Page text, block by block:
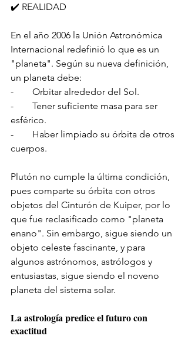
✔️ REALIDAD
En el año 2006 la Unión Astronómica
Internacional redefinió lo que es un
"planeta". Según su nueva definición,
un planeta debe:
-        Orbitar alrededor del Sol.
-        Tener suficiente masa para ser
esférico.
-        Haber limpiado su órbita de otros
cuerpos.
Plutón no cumple la última condición,
pues comparte su órbita con otros
objetos del Cinturón de Kuiper, por lo
que fue reclasificado como "planeta
enano". Sin embargo, sigue siendo un
objeto celeste fascinante, y para
algunos astrónomos, astrólogos y
entusiastas, sigue siendo el noveno
planeta del sistema solar.
La astrología predice el futuro con
exactitud